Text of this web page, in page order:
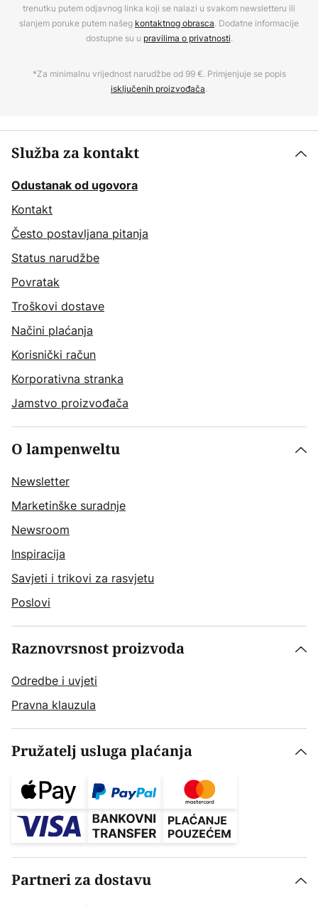
trenutku putem odjavnog linka koji se nalazi u svakom newsletteru ili
slanjem poruke putem našeg kontaktnog obrasca. Dodatne informacije
dostupne su u pravilima o privatnosti.
*Za minimalnu vrijednost narudžbe od 99 €. Primjenjuje se popis
isključenih proizvođača.
Služba za kontakt
Odustanak od ugovora
Kontakt
Često postavljana pitanja
Status narudžbe
Povratak
Troškovi dostave
Načini plaćanja
Korisnički račun
Korporativna stranka
Jamstvo proizvođača
O lampenweltu
Newsletter
Marketinške suradnje
Newsroom
Inspiracija
Savjeti i trikovi za rasvjetu
Poslovi
Raznovrsnost proizvoda
Odredbe i uvjeti
Pravna klauzula
Pružatelj usluga plaćanja
Partneri za dostavu